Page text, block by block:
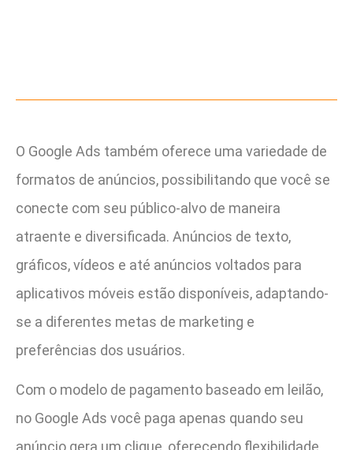
O Google Ads também oferece uma variedade de
formatos de anúncios, possibilitando que você se
conecte com seu público-alvo de maneira
atraente e diversificada. Anúncios de texto,
gráficos, vídeos e até anúncios voltados para
aplicativos móveis estão disponíveis, adaptando-
se a diferentes metas de marketing e
preferências dos usuários.
Com o modelo de pagamento baseado em leilão,
no Google Ads você paga apenas quando seu